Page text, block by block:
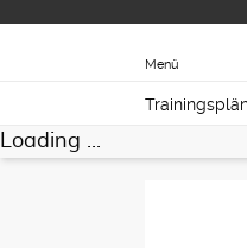
Menü
Loading ...